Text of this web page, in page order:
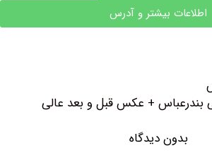
بیشتر و آدرس
+ عکس قبل و بعد عالی
دیدگاه